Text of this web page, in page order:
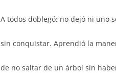
A todos doblegó; no dejó ni uno
sin conquistar. Aprendió la
de no saltar de un árbol sin